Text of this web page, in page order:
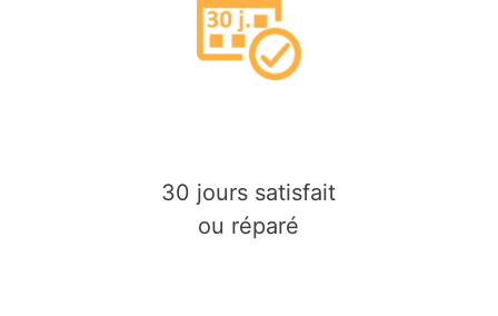
30 jours satisfait
ou réparé